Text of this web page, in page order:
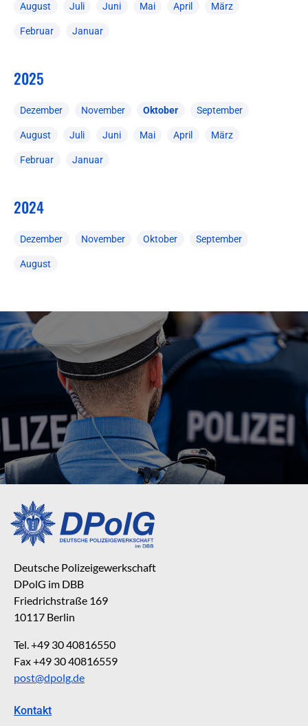
August Juli Juni Mai April März
Februar Januar
2025
Dezember November Oktober September
August Juli Juni Mai April März
Februar Januar
2024
Dezember November Oktober September
August
Deutsche Polizeigewerkschaft
DPolG im DBB
Friedrichstraße 169
10117 Berlin
Tel. +49 30 40816550
Fax +49 30 40816559
post@dpolg.de
Kontakt